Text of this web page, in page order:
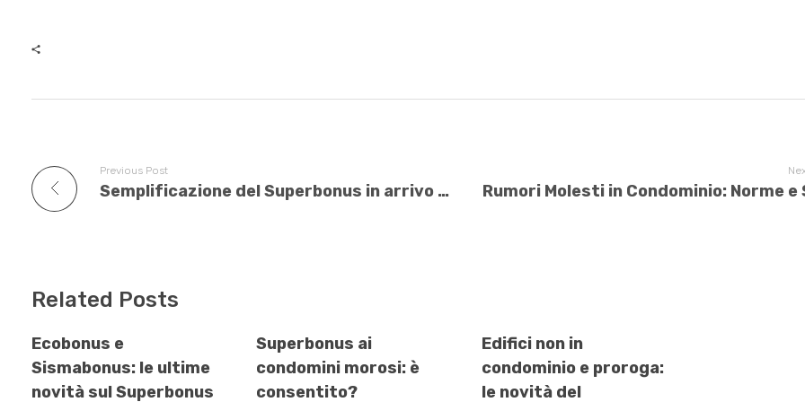
e
o
er bl s
p
e
Previous Post
Semplificazione del Superbonus in arrivo e proroga
Related Posts
Ecobonus e
Sismabonus: le ultime
novità sul Superbonus
Superbonus ai
condomini morosi: è
consentito?
Edifici non in
condominio e proroga:
le novità del